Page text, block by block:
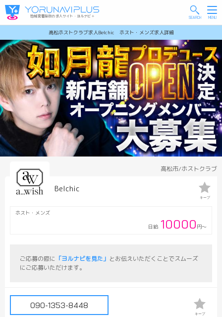
高松ホストクラブ求人Belchic ホスト・メンズ求人詳細
地域密着型夜の求人サイト・ヨルナビ＋
高松市/ホストクラブ
Belchic
ホスト・メンズ
日給 10000 円～
キープ
ご応募の際に 「ヨルナビを見た」 とお伝えいただくことでスムーズ
にご応募いただけます。
090-1353-8448
キープ